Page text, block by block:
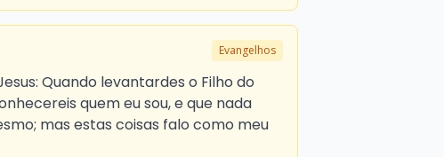
Evangelhos
Quando levantardes o Filho do
quem eu sou, e que nada
mas estas coisas falo como meu